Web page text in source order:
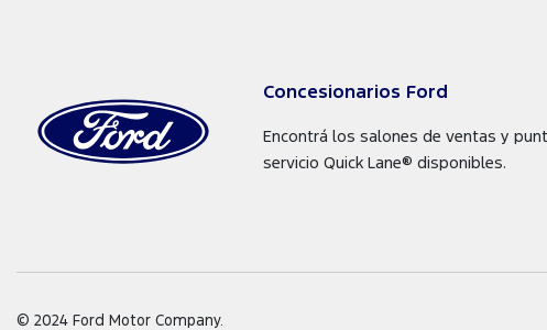
Concesionarios Ford
Encontrá los salones de ventas y
servicio Quick Lane® disponibles.
© 2024 Ford Motor Company.